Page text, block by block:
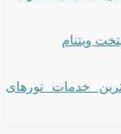
ویتنام
خدمات تورهای